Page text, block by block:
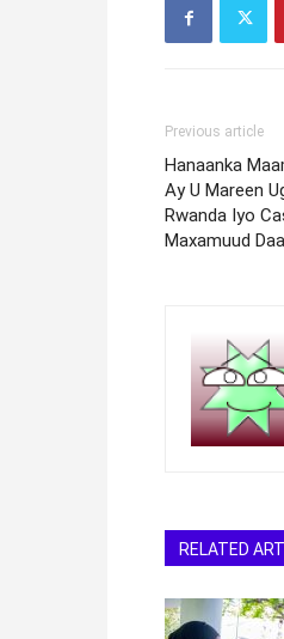
Previous article
Hanaanka
Ay U Mareen
Rwanda Iyo
Maxamuud
RELATED